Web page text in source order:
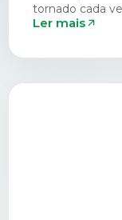
tornado cada
Ler mais